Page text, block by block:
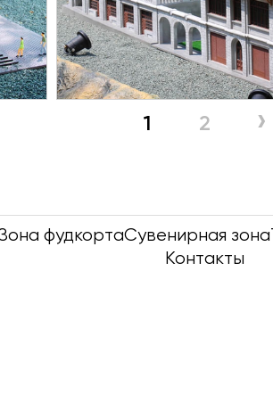
1 2 ›
фудкортаСувенирная зона
Контакты